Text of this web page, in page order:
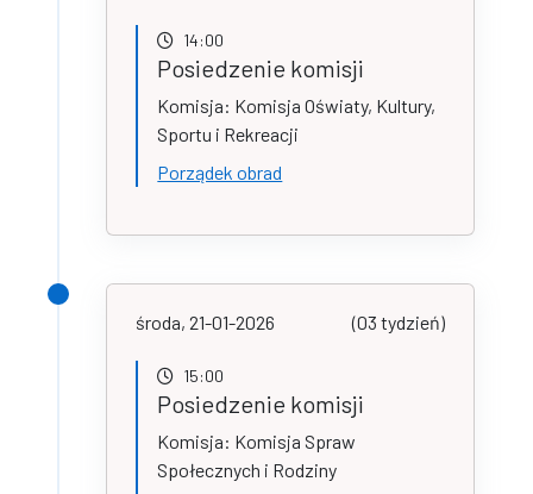
14:00
Posiedzenie komisji
Komisja: Komisja Oświaty, Kultury,
Sportu i Rekreacji
Porządek obrad
środa, 21-01-2026 (03 tydzień)
15:00
Posiedzenie komisji
Komisja: Komisja Spraw
Społecznych i Rodziny